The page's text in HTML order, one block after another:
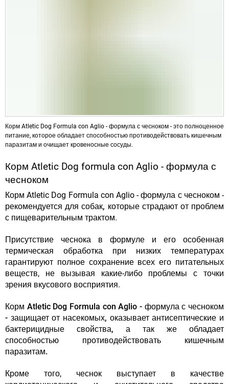
Корм Atletic Dog Formula con Aglio - формула с чесноком - это полноценное
питание, которое обладает способностью противодействовать кишечным
паразитам и очищает кровеносные сосуды.
Корм Atletic Dog formula con Aglio - формула с
чесноком
Корм Atletic Dog Formula con Aglio - формула с чесноком -
рекомендуется для собак, которые страдают от проблем
с пищеварительным трактом.
Присутствие чеснока в формуле и его особенная
термическая обработка при низких температурах
гарантируют полное сохранение всех его питательных
веществ, не вызывая какие-либо проблемы с точки
зрения вкусового восприятия.
Корм Atletic Dog Formula con Aglio - формула с чесноком
- защищает от насекомых, оказывает антисептические и
бактерицидные свойства, а так же обладает
способностью противодействовать кишечным
паразитам.
Кроме того, чеснок выступает в качестве